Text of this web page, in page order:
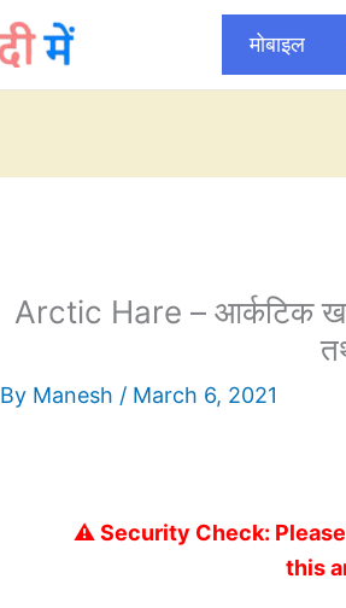
मोबाइल
Arctic Hare – आर्कटिक
By Manesh / March 6, 2021
⚠️ Security Check:
this